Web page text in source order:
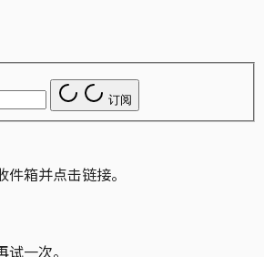
订阅
箱并点击链接。
一次。